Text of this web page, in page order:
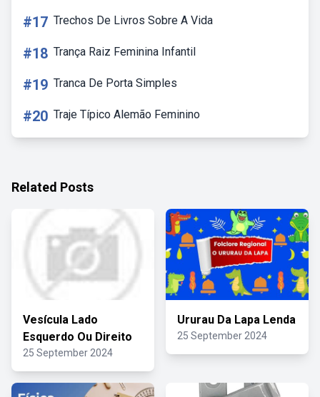
#17 Trechos De Livros Sobre A Vida
#18 Trança Raiz Feminina Infantil
#19 Tranca De Porta Simples
#20 Traje Típico Alemão Feminino
Related Posts
Vesícula Lado
Esquerdo Ou Direito
25 September 2024
Ururau Da Lapa Lenda
25 September 2024